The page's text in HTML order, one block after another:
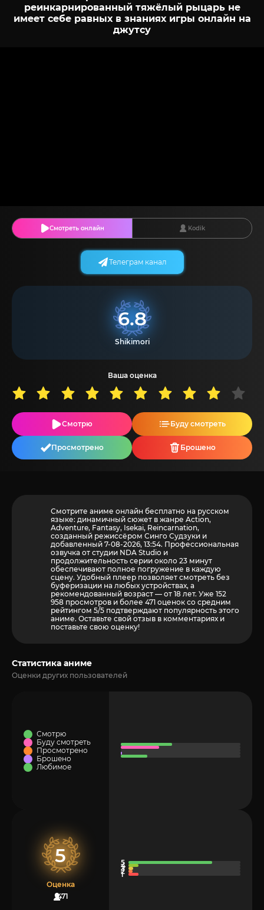
реинкарнированный тяжёлый рыцарь не
имеет себе равных в знаниях игры онлайн на
джутсу
Смотреть онлайн Kodik
6.8
Shikimori
Ваша оценка
Смотрю Буду смотреть
Просмотрено Брошено
Телеграм канал
Смотрите аниме онлайн бесплатно на русском
языке: динамичный сюжет в жанре Action,
Adventure, Fantasy, Isekai, Reincarnation,
созданный режиссёром Синго Судзуки и
добавленный 7-08-2026, 13:54. Профессиональная
озвучка от студии NDA Studio и
продолжительность серии около 23 минут
обеспечивают полное погружение в каждую
сцену. Удобный плеер позволяет смотреть без
буферизации на любых устройствах, а
рекомендованный возраст — от 18 лет. Уже 152
958 просмотров и более 471 оценок со средним
рейтингом 5/5 подтверждают популярность этого
аниме. Оставьте свой отзыв в комментариях и
поставьте свою оценку!
Статистика аниме
Оценки других пользователей
Смотрю
Буду смотреть
Просмотрено
Брошено
Любимое
5
Оценка
471